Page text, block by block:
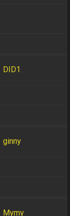
DID1
ginny
Mymy